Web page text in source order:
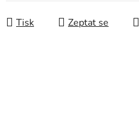
Tisk Zeptat se